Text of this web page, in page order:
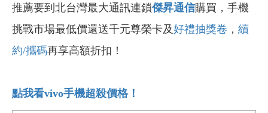
推薦要到北台灣最大通訊連鎖傑昇通信購買，手機
挑戰市場最低價還送千元尊榮卡及好禮抽獎卷 ， 續
約/攜碼再享高額折扣！
點我看vivo手機超殺價格！